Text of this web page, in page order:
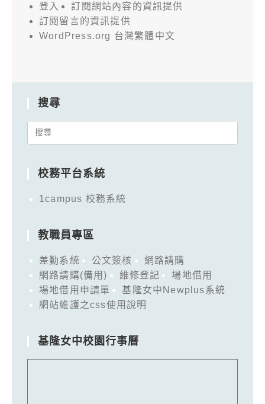
登入
訂閱網站內容的資訊提供
訂閱留言的資訊提供
WordPress.org 台灣繁體中文
搜尋
Search
校務平台系統
1campus 校務系統
教職員專區
差勤系統 公文簽核
網路請購
網路請購(備用)
維修登記
場地借用
場地借用申請單
基隆女中Newplus系統
網站維護之css使用說明
基隆女中校園行事曆